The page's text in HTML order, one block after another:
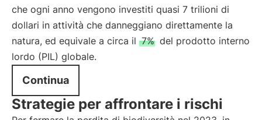
che ogni anno vengono investiti quasi 7 trilioni di
dollari in attività che danneggiano direttamente la
natura, ed equivale a circa il 7% del prodotto interno
lordo (PIL) globale.
Continua
Strategie per affrontare i rischi